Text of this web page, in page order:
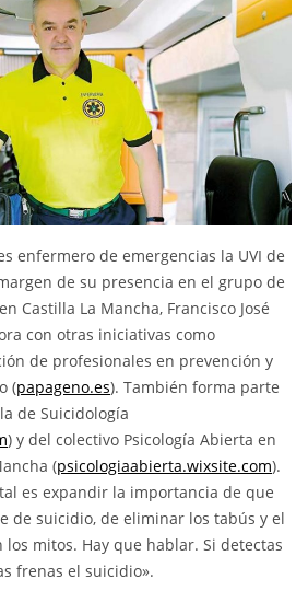
enfermero de emergencias la UVI de
de su presencia en el grupo de
Castilla La Mancha, Francisco José
con otras iniciativas como
de profesionales en prevención y
(papageno.es). También forma parte
de Suicidología
) y del colectivo Psicología Abierta en
(psicologiaabierta.wixsite.com).
es expandir la importancia de que
de suicidio, de eliminar los tabús y el
los mitos. Hay que hablar. Si detectas
frenas el suicidio».